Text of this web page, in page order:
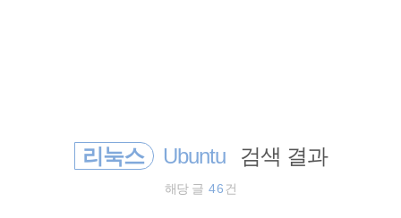
리눅스 Ubuntu 검색 결과
해당 글 46 건
jQuery